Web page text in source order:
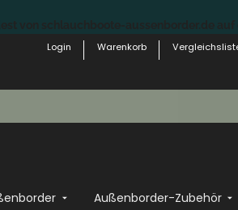
Login
Warenkorb
Außenborder-Zubehör